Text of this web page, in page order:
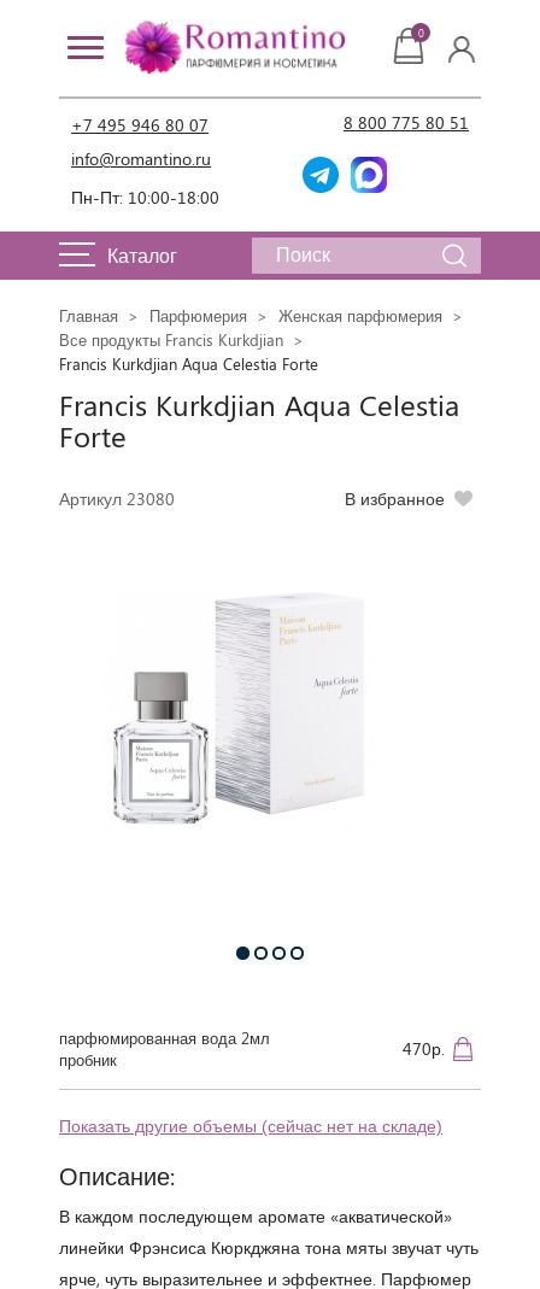
+7 495 946 80 07
info@romantino.ru
Пн-Пт: 10:00-18:00
8 800 775 80 51
0
Каталог
Главная Парфюмерия
Женская парфюмерия
Все продукты Francis Kurkdjian
Francis Kurkdjian Aqua Celestia Forte
Francis Kurkdjian Aqua Celestia
Forte
Артикул 23080 В избранное
парфюмированная вода 2мл
пробник
470р.
Показать другие объемы (сейчас нет на складе)
Описание:
В каждом последующем аромате «акватической»
линейки Фрэнсиса Кюркджяна тона мяты звучат чуть
ярче, чуть выразительнее и эффектнее. Парфюмер